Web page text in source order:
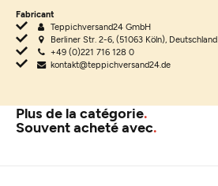
Fabricant
Teppichversand24 GmbH
Berliner Str. 2-6, (51063 Köln), Deutschland
+49 (0)221 716 128 0
kontakt@teppichversand24.de
Plus de la catégorie
Souvent acheté avec